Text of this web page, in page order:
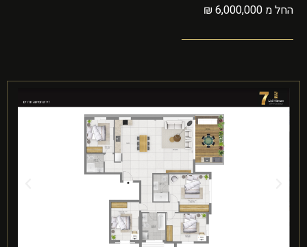
החל מ 6,000,000 ₪